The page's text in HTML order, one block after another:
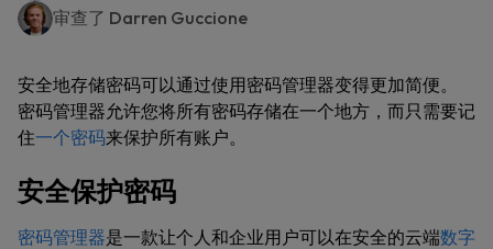
审查了 Darren Guccione
安全地存储密码可以通过使用密码管理器变得更加简便。
密码管理器允许您将所有密码存储在一个地方，而只需要记
住一个密码来保护所有账户。
安全保护密码
密码管理器是一款让个人和企业用户可以在安全的云端数字